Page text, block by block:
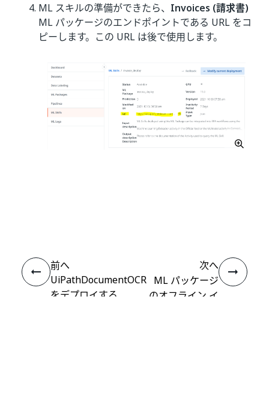
ML スキルの準備ができたら、 Invoices (請求書)
ML パッケージのエンドポイントである URL をコ
ピーします。この URL は後で使用します。
前へ
UiPathDocumentOCR
をデプロイする
次へ
ML パッケージ
のオフライン イ